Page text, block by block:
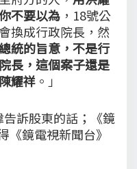
不要以為 ，18號公
換成行政院長，然
統的旨意，不是行
長，這個案子還是
耀祥 。」
訴股東的話；《鏡
《鏡電視新聞台》